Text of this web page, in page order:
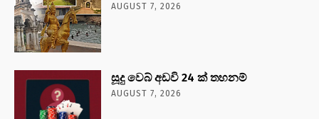
AUGUST 7, 2026
සූදු වෙබ් අඩවි 24 ක් තහනම්
AUGUST 7, 2026